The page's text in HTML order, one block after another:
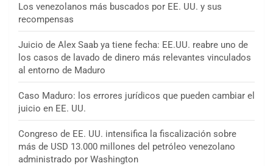
Los venezolanos más buscados por EE. UU. y sus
recompensas
Juicio de Alex Saab ya tiene fecha: EE.UU. reabre uno de
los casos de lavado de dinero más relevantes vinculados
al entorno de Maduro
Caso Maduro: los errores jurídicos que pueden cambiar el
juicio en EE. UU.
Congreso de EE. UU. intensifica la fiscalización sobre
más de USD 13.000 millones del petróleo venezolano
administrado por Washington